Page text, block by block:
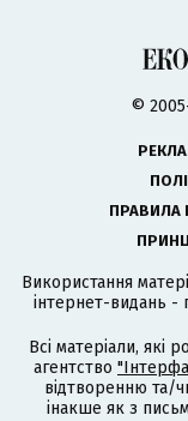
©
ПРАВИЛА
Використання
інтернет-видань -
Всі матеріали, які
агентство
відтворенню та/
інакше як з